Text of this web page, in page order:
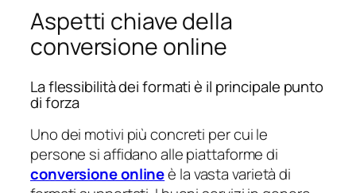
Aspetti chiave della
conversione online
La flessibilità dei formati è il principale punto
di forza
Uno dei motivi più concreti per cui le
persone si affidano alle piattaforme di
conversione onlineè la vasta varietà di